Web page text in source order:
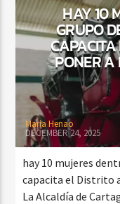
HAY 10
GRUPO
PONER A
Maria Henao
DECEMBER 24, 2025
hay 10 mujeres
capacita el Distrito
La Alcaldía de